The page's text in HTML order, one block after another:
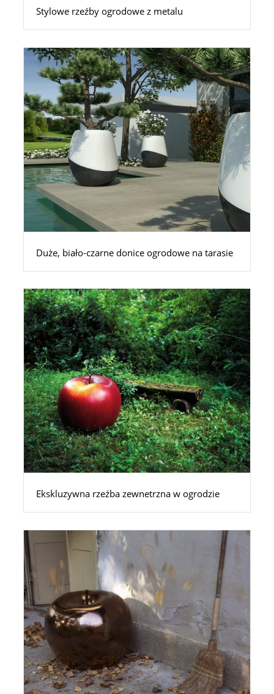
Stylowe rzeźby ogrodowe z metalu
Duże, biało-czarne donice ogrodowe na tarasie
Ekskluzywna rzeźba zewnetrzna w ogrodzie